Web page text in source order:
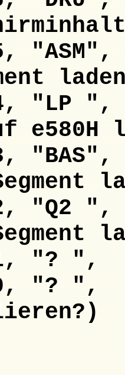
"ASM",
"LP ",
e580H
"BAS",
"Q2 ",
"? ",